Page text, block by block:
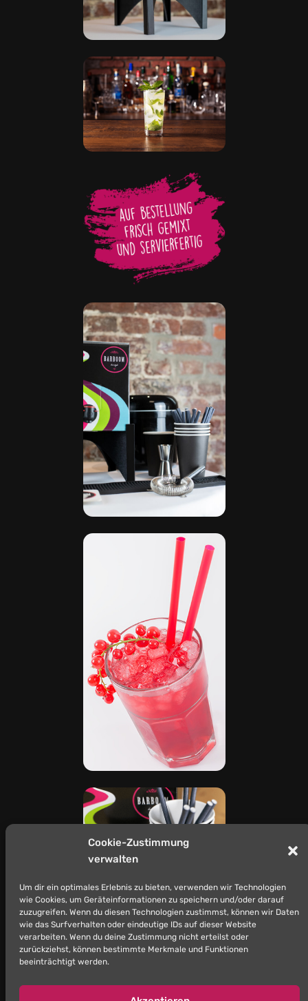
Cookie-Zustimmung
verwalten
Um dir ein optimales Erlebnis zu bieten, verwenden wir Technologien
wie Cookies, um Geräteinformationen zu speichern und/oder darauf
zuzugreifen. Wenn du diesen Technologien zustimmst, können wir Daten
wie das Surfverhalten oder eindeutige IDs auf dieser Website
verarbeiten. Wenn du deine Zustimmung nicht erteilst oder
zurückziehst, können bestimmte Merkmale und Funktionen
beeinträchtigt werden.